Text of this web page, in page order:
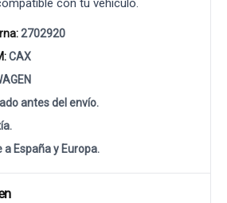
con tu vehículo.
2702920
CAX
antes del envío.
a España y Europa.